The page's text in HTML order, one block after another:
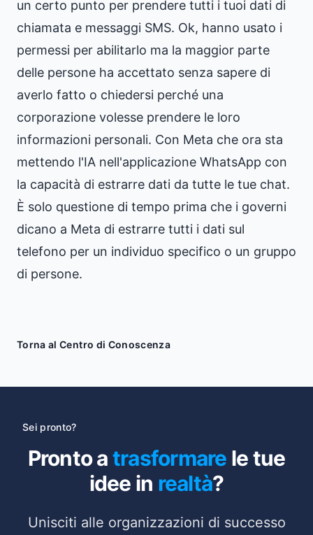
un certo punto per prendere tutti i tuoi dati di
chiamata e messaggi SMS. Ok, hanno usato i
permessi per abilitarlo ma la maggior parte
delle persone ha accettato senza sapere di
averlo fatto o chiedersi perché una
corporazione volesse prendere le loro
informazioni personali. Con Meta che ora sta
mettendo l'IA nell'applicazione WhatsApp con
la capacità di estrarre dati da tutte le tue chat.
È solo questione di tempo prima che i governi
dicano a Meta di estrarre tutti i dati sul
telefono per un individuo specifico o un gruppo
di persone.
Torna al Centro di Conoscenza
Sei pronto?
Pronto atrasformare le tue
idee in realtà?
Unisciti alle organizzazioni di successo